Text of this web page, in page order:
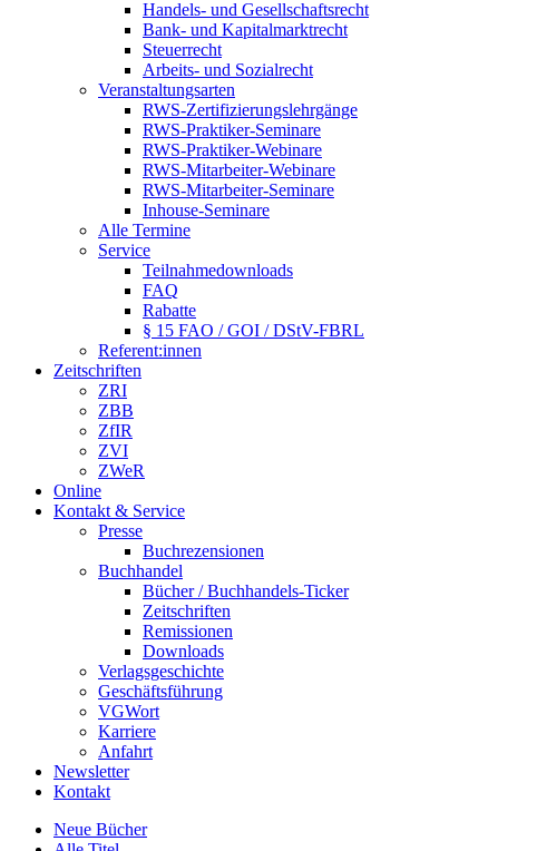
Handels- und Gesellschaftsrecht
Bank- und Kapitalmarktrecht
Steuerrecht
Arbeits- und Sozialrecht
Veranstaltungsarten
RWS-Zertifizierungslehrgänge
RWS-Praktiker-Seminare
RWS-Praktiker-Webinare
RWS-Mitarbeiter-Webinare
RWS-Mitarbeiter-Seminare
Inhouse-Seminare
Alle Termine
Service
Teilnahmedownloads
FAQ
Rabatte
§ 15 FAO / GOI / DStV-FBRL
Referent:innen
Zeitschriften
ZRI
ZBB
ZfIR
ZVI
ZWeR
Online
Kontakt & Service
Presse
Buchrezensionen
Buchhandel
Bücher / Buchhandels-Ticker
Zeitschriften
Remissionen
Downloads
Verlagsgeschichte
Geschäftsführung
VGWort
Karriere
Anfahrt
Newsletter
Kontakt
Neue Bücher